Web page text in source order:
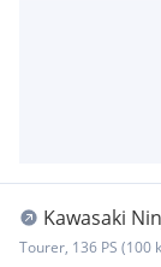
Kawasaki
Tourer, 136 PS (100